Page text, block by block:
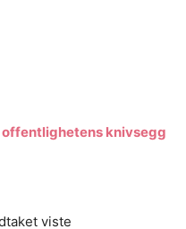
offentlighetens knivsegg
viste